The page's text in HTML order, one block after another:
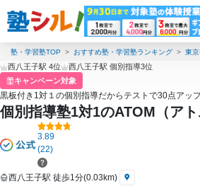
塾・学習塾TOP おすすめ塾・学習塾ランキング 東
西八王子駅 4位
西八王子駅 個別指導3位
キャンペーン対象
黒板付き1対１の個別指導だからテストで30点アッ
個別指導塾1対1のATOM（ア
3.89
(22)
西八王子駅 徒歩1分(0.03km)